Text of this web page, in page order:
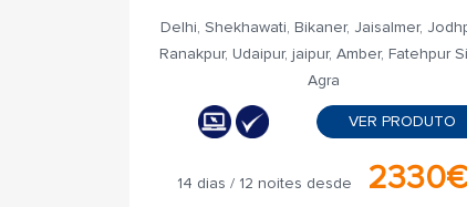
Delhi, Shekhawati, Bikaner, Jaisalmer,
Ranakpur, Udaipur, jaipur, Amber, Fatehpur
Agra
VER PRODUTO
14 dias / 12 noites desde